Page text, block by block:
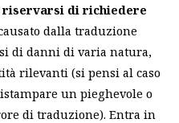
riservarsi di richiedere
dalla traduzione
di danni di varia natura,
rilevanti (si pensi al caso
un pieghevole o
di traduzione). Entra in